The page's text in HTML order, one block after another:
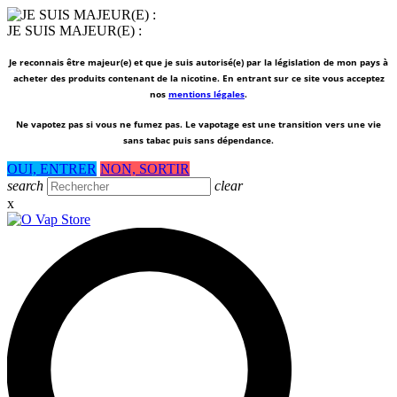
JE SUIS MAJEUR(E) :
Je reconnais être majeur(e) et que je suis autorisé(e) par la législation de mon pays à
acheter des produits contenant de la nicotine. En entrant sur ce site vous acceptez
nos mentions légales.
Ne vapotez pas si vous ne fumez pas. Le vapotage est une transition vers une vie
sans tabac puis sans dépendance.
OUI, ENTRER NON, SORTIR
search
clear
x